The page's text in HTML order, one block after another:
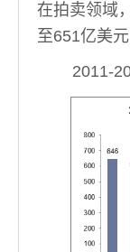
在拍卖领域
至651亿美
2011-